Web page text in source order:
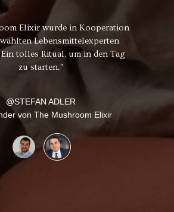
Elixir ist für mich eine
absolut innovatives
- ein echter
zu herkömmlichem Kaffee!"
AARON S.
Trainer & Ernährungsberater